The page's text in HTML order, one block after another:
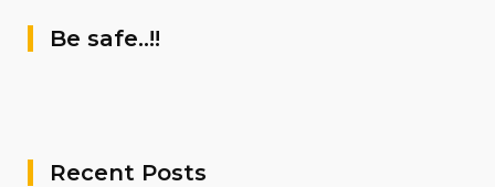
Be safe..!!
Recent Posts